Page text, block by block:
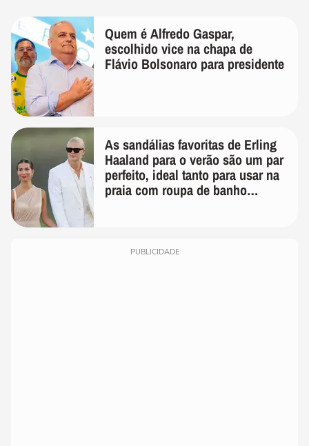
Quem é Alfredo Gaspar,
escolhido vice na chapa de
Flávio Bolsonaro para presidente
As sandálias favoritas de Erling
Haaland para o verão são um par
perfeito, ideal tanto para usar na
praia com roupa de banho
PUBLICIDADE